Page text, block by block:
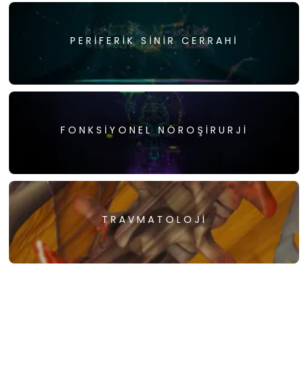
PERIFERIK SINIR CERRAHI
FONKSIYONEL NÖROŞIRURJI
TRAVMATOLOJI